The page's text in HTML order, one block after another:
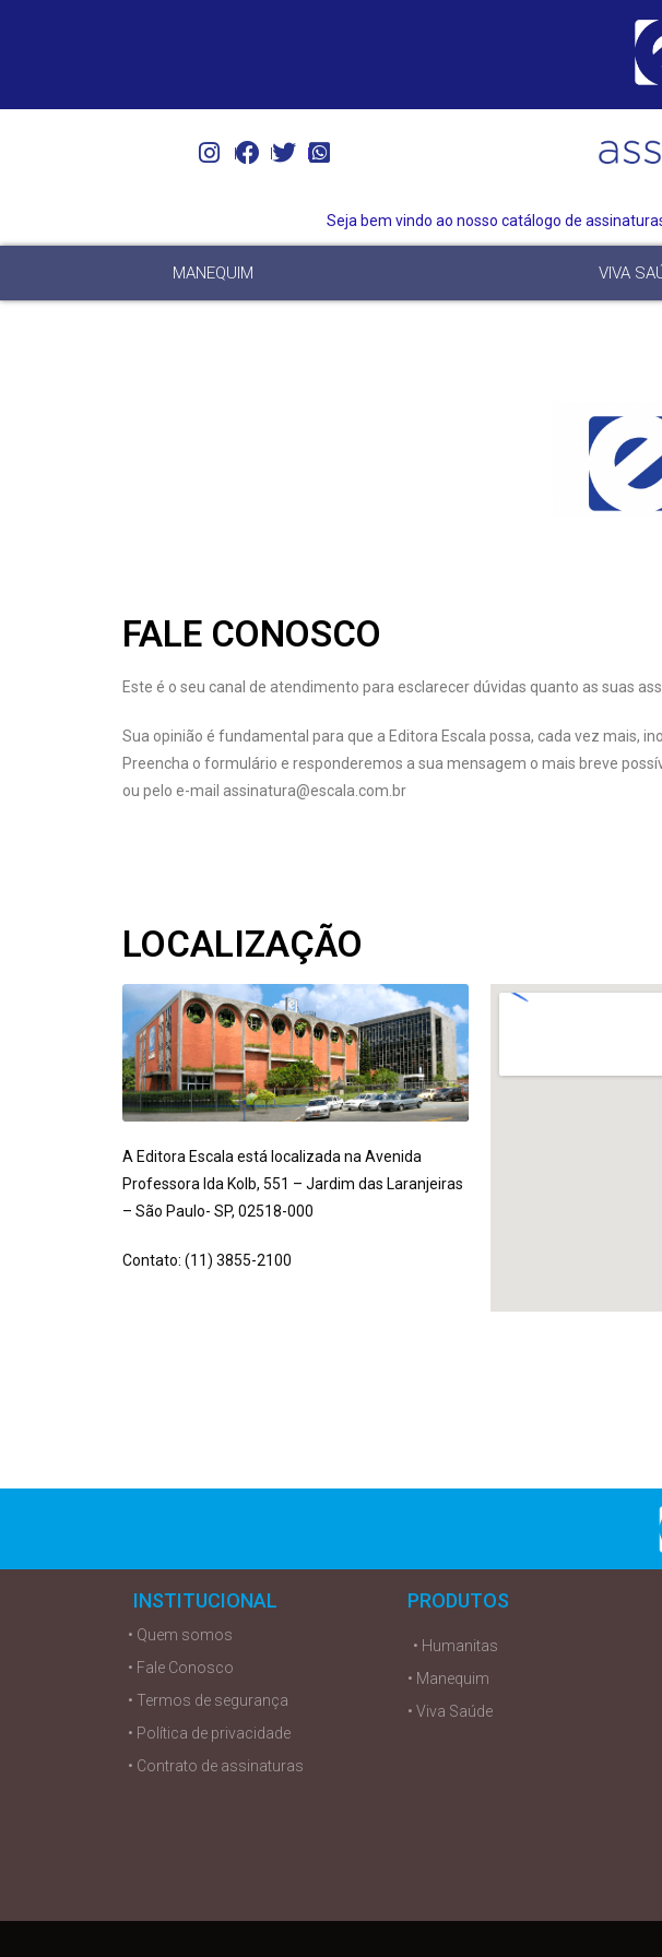
Seja bem vindo ao nosso catálogo de
MANEQUIM VIVA
FALE CONOSCO
Este é o seu canal de atendimento para esclarecer dúvidas quanto as suas
Sua opinião é fundamental para que a Editora Escala possa, cada vez mais,
Preencha o formulário e responderemos a sua mensagem o mais breve
ou pelo e-mail assinatura@escala.com.br
LOCALIZAÇÃO
A Editora Escala está localizada na Avenida
Professora Ida Kolb, 551 – Jardim das Laranjeiras
– São Paulo- SP, 02518-000
Contato: (11) 3855-2100
INSTITUCIONAL
• Quem somos
• Fale Conosco
• Termos de segurança
• Política de privacidade
• Contrato de assinaturas
PRODUTOS
• Humanitas
• Manequim
• Viva Saúde